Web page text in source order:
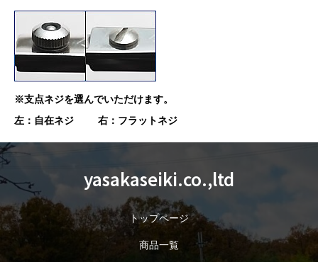
※支点ネジを選んでいただけます。
左：自在ネジ 右：フラットネジ
yasakaseiki.co.,ltd
トップページ
商品一覧